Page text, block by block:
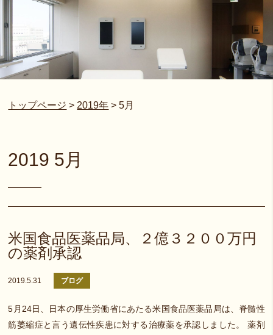
トップページ > 2019年 >5月
2019 5月
米国食品医薬品局、２億３２００万円
の薬剤承認
2019.5.31 ブログ
5月24日、日本の厚生労働省にあたる米国食品医薬品局は、脊髄性
筋萎縮症と言う遺伝性疾患に対する治療薬を承認しました。 薬剤